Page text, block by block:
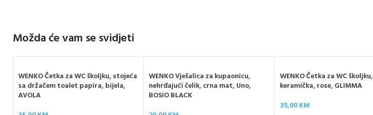
Možda će vam se svidjeti
WENKO Četka za WC školjku, stojeća
sa držačem toalet papira, bijela,
AVOLA
WENKO Vješalica za kupaonicu,
nehrđajući čelik, crna mat, Uno,
BOSIO BLACK
WENKO Četka za WC školjku,
keramička, rose, GLIMMA
35,00KM